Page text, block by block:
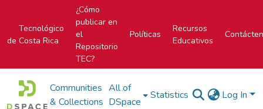
Tecnológico
de Costa Rica
¿Cómo
publicar en
el
Repositorio
TEC?
Políticas
Recursos
Educativos
Communities
& Collections
All of
DSpace
Statistics Log In